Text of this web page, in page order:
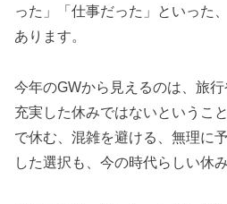
った」「仕事だった」といった
あります。
今年のGWから見えるのは、旅
充実した休みではないというこ
で休む、混雑を避ける、無理に
した選択も、今の時代らしい休